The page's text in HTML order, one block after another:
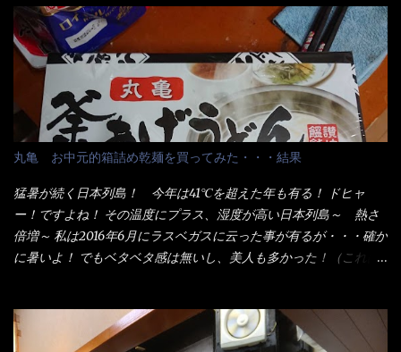
でる～ でもコレって食べきるまで湯に浸かっているわけで、最
初と最後では麺の固さというかコシが違う！ だったら湯なんか要
らないじゃん！ 茹で上げ直後の麺だけいいよ！となるでしょ
う。 事前にググって調べたら、やっぱり＜湯無し＞注文は、裏注
文方法としてあるらしい。 それと店員によっては、理解出来ない
者も居るらしい云う事。 そこでランチ混雑前に、行くのが店への
配慮でもある。 11:20 店内に入り・・・『釜揚げうどん得を湯ナ
シで！』と注文したら、近場にいたオッサン店員はキョトンとし
た顔『湯なし？』（これだ全く理解していないな） すると茹で方
の若い女性店員が『いい！いい！！』とオッサンを向こうへやっ
た。 でサッサと、木桶を用意してうどんだけ入れて出して来まし
た。 な～るほど、この事か・・・ で今日の2021年後半1回目のサ
＞サイズを食べられるか？である。 前回も、大しか食べていない
からね、得がどれくらいの満腹度になるのか？ この得サイズの木
丸亀 お中元的箱詰め乾麺を買ってみた・・・結果
猛暑が続く日本列島！ 今年は41℃を超えた年も有る！ ドヒャ
ー！ですよね！ その温度にプラス、湿度が高い日本列島～ 熱さ
倍増～ 私は2016年6月にラスベガスに云った事が有るが・・・確か
に暑いよ！ でもベタベタ感は無いし、美人も多かった！（これは
中元は、丁度お盆の夏場に日頃お世話になっている方への＜ご挨
拶＞としての贈り物の習慣です。 今では、大分廃れてしまってい